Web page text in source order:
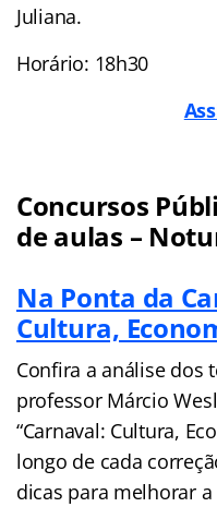
Juliana.
Horário: 18h30
Concursos
de aulas –
Na Ponta da
Cultura,
Confira a análise dos
professor Márcio
“Carnaval: Cultura,
longo de cada
dicas para melhorar